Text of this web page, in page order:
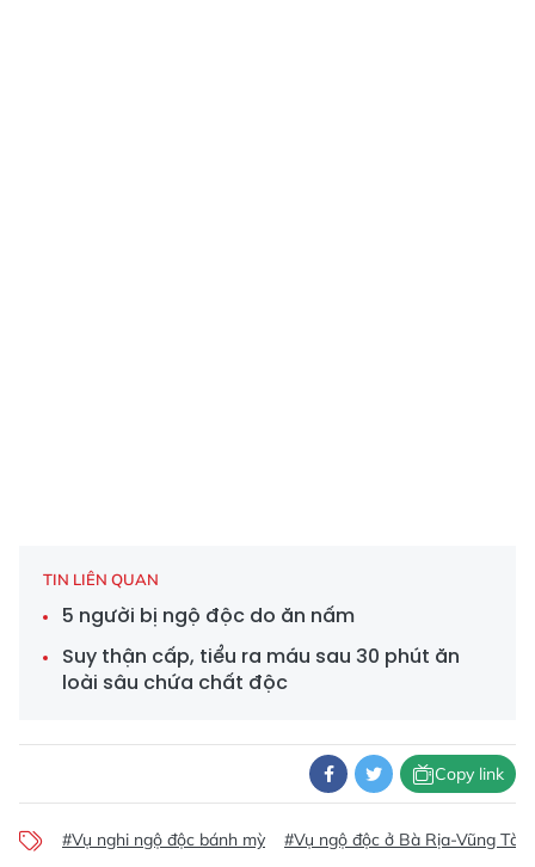
TIN LIÊN QUAN
5 người bị ngộ độc do ăn nấm
Suy thận cấp, tiểu ra máu sau 30 phút ăn
loài sâu chứa chất độc
Copy link
#Vụ nghi ngộ độc bánh mỳ #Vụ ngộ độc ở Bà Rịa-Vũng Tàu